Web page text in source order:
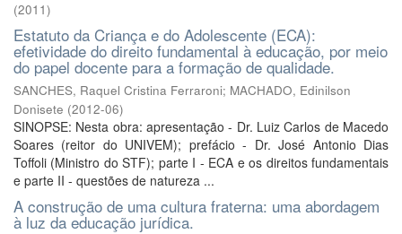
(2011)
Estatuto da Criança e do Adolescente (ECA):
efetividade do direito fundamental à educação, por meio
do papel docente para a formação de qualidade.
SANCHES, Raquel Cristina Ferraroni; MACHADO, Edinilson
Donisete (2012-06)
SINOPSE: Nesta obra: apresentação - Dr. Luiz Carlos de Macedo
Soares (reitor do UNIVEM); prefácio - Dr. José Antonio Dias
Toffoli (Ministro do STF); parte I - ECA e os direitos fundamentais
e parte II - questões de natureza ...
A construção de uma cultura fraterna: uma abordagem
à luz da educação jurídica.